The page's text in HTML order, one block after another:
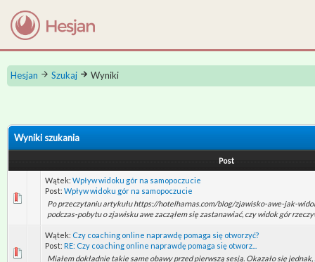
Hesjan Szukaj Wyniki
Wyniki szukania
Post
Wątek: Wpływ widoku gór na samopoczucie
Post: Wpływ widoku gór na samopoczucie
Po przeczytaniu artykułu https://hotelharnas.com/blog/zjawisko-awe-jak-
podczas-pobytu o zjawisku awe zacząłem się zastanawiać, czy widok gór
Wątek: Czy coaching online naprawdę pomaga się otworzyć?
Post: RE: Czy coaching online naprawdę pomaga się otworz...
Miałem dokładnie takie same obawy przed pierwszą sesją. Okazało się jednak,